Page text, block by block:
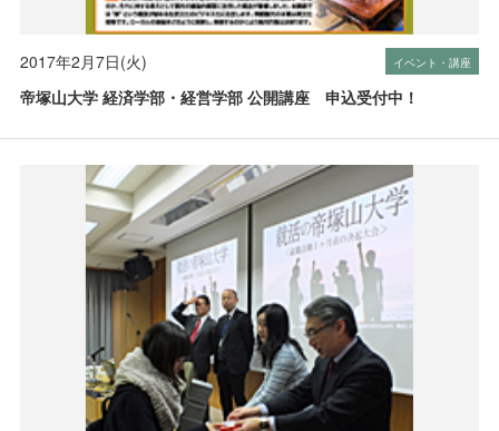
2017年2月7日(火) イベント・講座
帝塚山大学 経済学部・経営学部 公開講座 申込受付中！